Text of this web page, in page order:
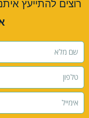
רוצים להתייעץ